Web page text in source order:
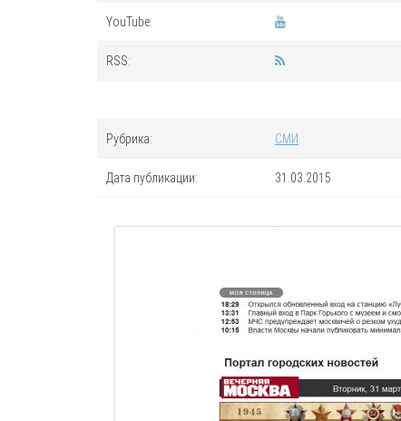
YouTube:
RSS:
Рубрика: СМИ
Дата публикации: 31.03.2015